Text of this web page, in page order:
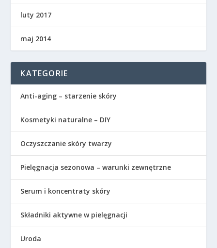
luty 2017
maj 2014
KATEGORIE
Anti-aging – starzenie skóry
Kosmetyki naturalne – DIY
Oczyszczanie skóry twarzy
Pielęgnacja sezonowa – warunki zewnętrzne
Serum i koncentraty skóry
Składniki aktywne w pielęgnacji
Uroda